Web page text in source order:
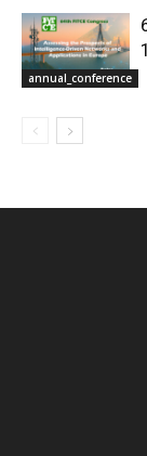
annual_conference